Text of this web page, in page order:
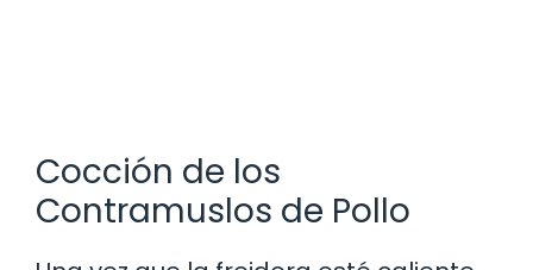
Cocción de los
Contramuslos de Pollo